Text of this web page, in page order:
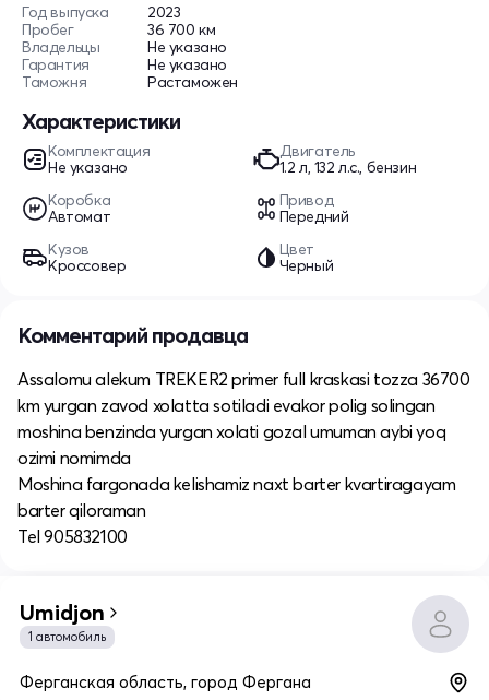
Год выпуска
2023
Пробег
36 700 км
Владельцы
Не указано
Гарантия
Не указано
Таможня
Растаможен
Характеристики
Комплектация
Не указано
Двигатель
1.2 л, 132 л.с., бензин
Коробка
Автомат
Привод
Передний
Кузов
Кроссовер
Цвет
Черный
Комментарий продавца
Assalomu alekum TREKER2 primer full kraskasi tozza 36700
km yurgan zavod xolatta sotiladi evakor polig solingan
moshina benzinda yurgan xolati gozal umuman aybi yoq
ozimi nomimda
Moshina fargonada kelishamiz naxt barter kvartiragayam
barter qiloraman
Tel 905832100
Umidjon
1 автомобиль
Ферганская область, город Фергана